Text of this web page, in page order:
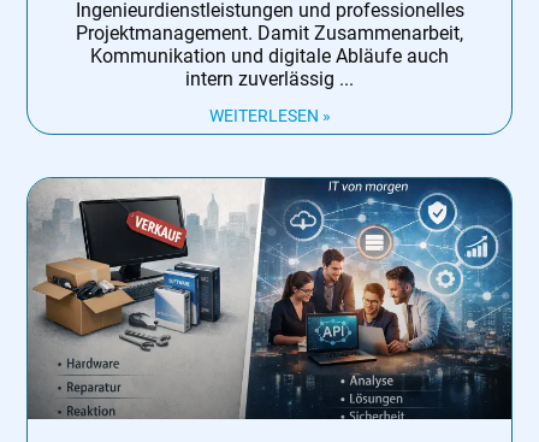
Ingenieurdienstleistungen und professionelles
Projektmanagement. Damit Zusammenarbeit,
Kommunikation und digitale Abläufe auch
intern zuverlässig
WEITERLESEN »